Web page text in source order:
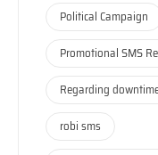
Political Campaign
Promotional SMS
Regarding
robi sms